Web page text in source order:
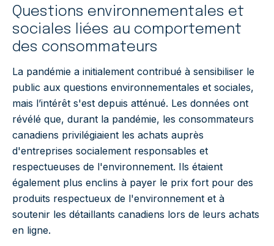
Questions environnementales et
sociales liées au comportement
des consommateurs
La pandémie a initialement contribué à sensibiliser le
public aux questions environnementales et sociales,
mais l’intérêt s'est depuis atténué. Les données ont
révélé que, durant la pandémie, les consommateurs
canadiens privilégiaient les achats auprès
d'entreprises socialement responsables et
respectueuses de l'environnement. Ils étaient
également plus enclins à payer le prix fort pour des
produits respectueux de l'environnement et à
soutenir les détaillants canadiens lors de leurs achats
en ligne.